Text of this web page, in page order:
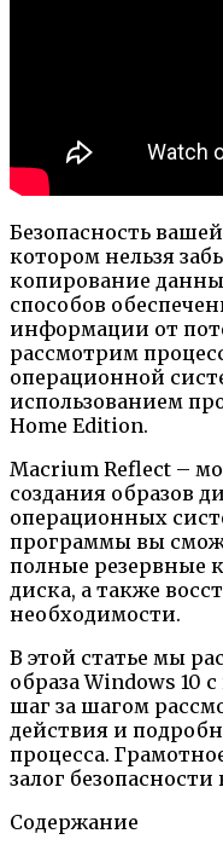
Безопасность
котором нельзя
копирование
способов
информации от
рассмотрим
операционной
использованием
Home Edition.
Macrium Reflect –
создания образов
операционных
программы вы
полные резервные
диска, а также
необходимости.
В этой статье мы
образа Windows 10
шаг за шагом
действия и
процесса.
залог
Содержание